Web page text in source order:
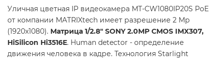
Уличная цветная IP видеокамера MT-CW1080IP20S PoE
от компании MATRIXtech имеет разрешение 2 Mp
(1920x1080). Матрица 1/2.8" SONY 2.0MP CMOS IMX307,
HiSilicon Hi3516E. Human detector - определение
движения человека в кадре. Технология Starlight